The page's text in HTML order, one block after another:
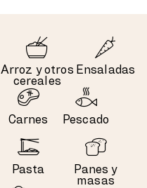
Arroz y otros
cereales
Ensaladas
Carnes Pescado
Pasta
Panes y
masas